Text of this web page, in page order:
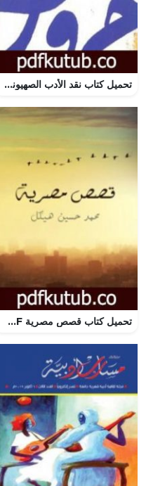
تحميل كتاب نقد الأدب الصهيوني PDF تأليف غالب هلسا مجانا [كامل]
تحميل كتاب قصص مصرية PDF تأليف محمد حسين هيكل مجانا [كامل]